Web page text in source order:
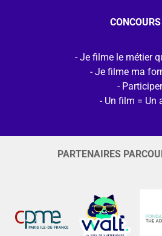
CONCOURS
Je filme le métier
Je filme ma
Participer
Un film = Un
PARTENAIRES